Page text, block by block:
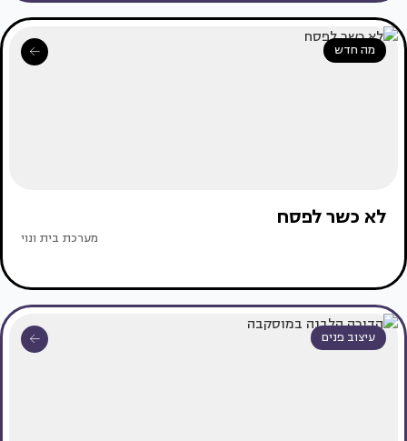
מה חדש
לא כשר לפסח
מערכת בית ונוי
עיצוב פנים